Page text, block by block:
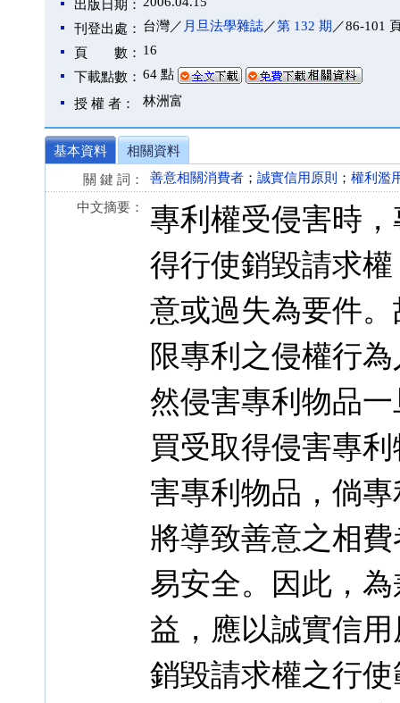
出版日期：
刊登出處： 台灣／ 月旦法學雜誌／第 132 期 ／86-101
頁 數： 16
下載點數： 64 點
授 權 者： 林洲富
基本資料
相關資料
關 鍵 詞：
善意相關消費者 ； 誠實信用原則 ； 權利濫
中文摘要：
專利權受侵害時
得行使銷毀請求
意或過失為要件
限專利之侵權行
然侵害專利物品
買受取得侵害專
害專利物品，倘
將導致善意之相
易安全。因此，
益，應以誠實信
銷毀請求權之行